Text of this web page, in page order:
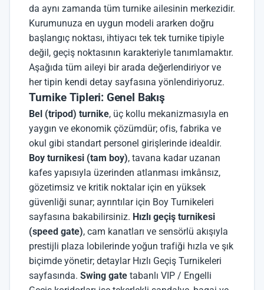
da aynı zamanda tüm turnike ailesinin merkezidir.
Kurumunuza en uygun modeli ararken doğru
başlangıç noktası, ihtiyacı tek tek turnike tipiyle
değil, geçiş noktasının karakteriyle tanımlamaktır.
Aşağıda tüm aileyi bir arada değerlendiriyor ve
her tipin kendi detay sayfasına yönlendiriyoruz.
Turnike Tipleri: Genel Bakış
Bel (tripod) turnike, üç kollu mekanizmasıyla en
yaygın ve ekonomik çözümdür; ofis, fabrika ve
okul gibi standart personel girişlerinde idealdir.
Boy turnikesi (tam boy), tavana kadar uzanan
kafes yapısıyla üzerinden atlanması imkânsız,
gözetimsiz ve kritik noktalar için en yüksek
güvenliği sunar; ayrıntılar için Boy Turnikeleri
sayfasına bakabilirsiniz. Hızlı geçiş turnikesi
(speed gate), cam kanatları ve sensörlü akışıyla
prestijli plaza lobilerinde yoğun trafiği hızla ve şık
biçimde yönetir; detaylar Hızlı Geçiş Turnikeleri
sayfasında. Swing gate tabanlı VIP / Engelli